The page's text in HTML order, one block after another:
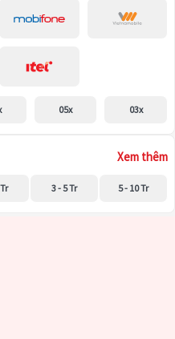
05x 03x
Xem thêm
3 - 5 Tr 5 - 10 Tr